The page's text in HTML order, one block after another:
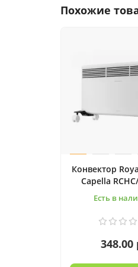
Похожие
Конвектор
Capella
Есть в
348.00